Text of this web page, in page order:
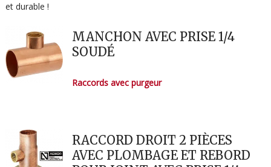
et durable !
MANCHON AVEC PRISE 1/4
SOUDÉ
Raccords avec purgeur
RACCORD DROIT 2 PIÈCES
AVEC PLOMBAGE ET REBORD